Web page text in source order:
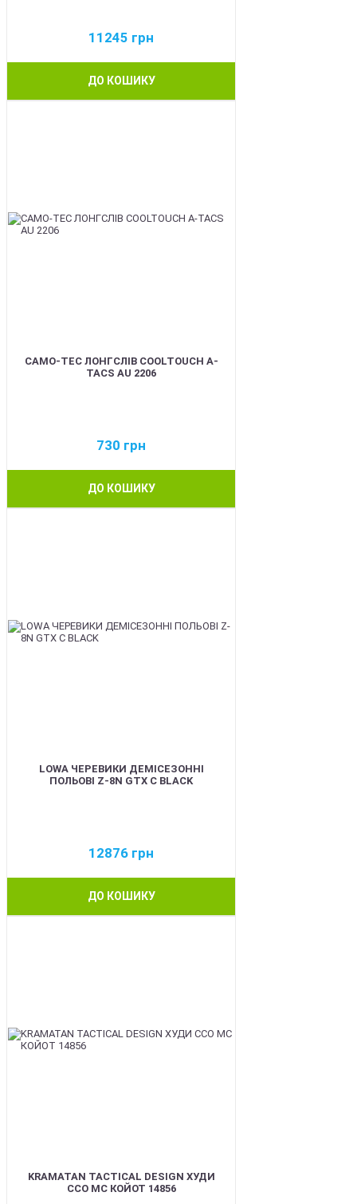
11245 грн
ДО КОШИКУ
CAMO-TEC ЛОНГСЛІВ COOLTOUCH A-
TACS AU 2206
730 грн
ДО КОШИКУ
LOWA ЧЕРЕВИКИ ДЕМІСЕЗОННІ
ПОЛЬОВІ Z-8N GTX C BLACK
12876 грн
ДО КОШИКУ
KRAMATAN TACTICAL DESIGN ХУДИ
ССО МС КОЙОТ 14856